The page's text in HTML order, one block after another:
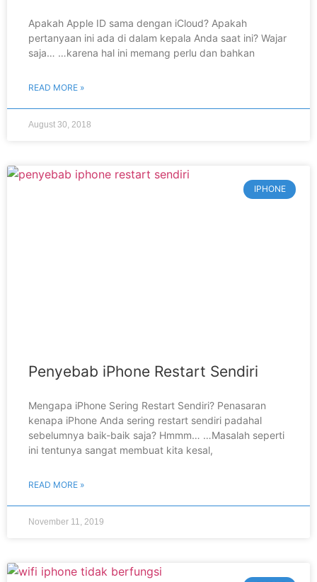
Apakah Apple ID sama dengan iCloud? Apakah
pertanyaan ini ada di dalam kepala Anda saat ini? Wajar
saja… …karena hal ini memang perlu dan bahkan
READ MORE »
August 30, 2018
IPHONE
Penyebab iPhone Restart Sendiri
Mengapa iPhone Sering Restart Sendiri? Penasaran
kenapa iPhone Anda sering restart sendiri padahal
sebelumnya baik-baik saja? Hmmm… …Masalah seperti
ini tentunya sangat membuat kita kesal,
READ MORE »
November 11, 2019